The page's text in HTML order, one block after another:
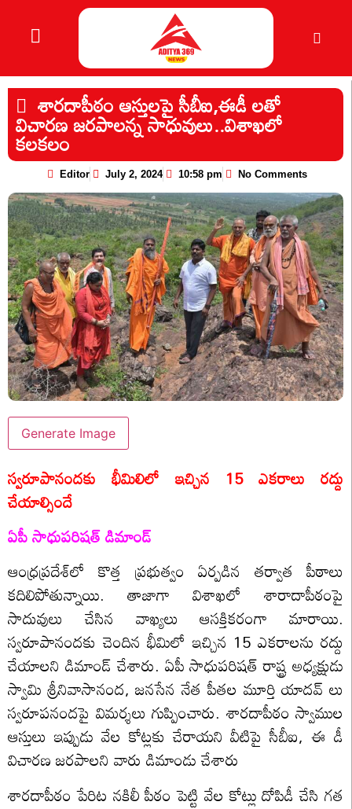
శారదాపీఠం ఆస్తులపై సీబీఐ,ఈడీ లతో
విచారణ జరపాలన్న సాధువులు..విశాఖ‌లో
క‌ల‌క‌లం
Editor July 2, 2024 10:58 pm No Comments
Generate Image
స్వరూపానందకు భీమిలిలో ఇచ్చిన 15 ఎకరాలు రద్దు
చేయాల్సిందే
ఏపీ సాధుపరిషత్ డిమాండ్
ఆంధ్ర‌ప్ర‌దేశ్‌లో కొత్త ప్ర‌భుత్వం ఏర్ప‌డిన త‌ర్వాత పీఠాలు
క‌దిలిపోతున్నాయి. తాజాగా విశాఖ‌లో శారాదాపీఠంపై
సాదువులు చేసిన వాఖ్య‌లు ఆస‌క్తికరంగా మారాయి.
స్వ‌రూపానంద‌కు చెందిన భీమిలో ఇచ్చిన 15 ఎక‌రాలను ర‌ద్దు
చేయాల‌ని డిమాండ్ చేశారు. ఏపీ సాధుప‌రిష‌త్ రాష్ట్ర అధ్య‌క్షుడు
స్వామి శ్రీనివాసానంద‌, జ‌న‌సేన నేత పీతల మూర్తి యాద‌వ్ లు
స్వ‌రూప‌నంద‌పై విమ‌ర్శ‌లు గుప్పించారు. శారదాపీఠం స్వాముల
ఆస్తులు ఇప్పుడు వేల కోట్లకు చేరాయని వీటిపై సీబీఐ, ఈ డీ
విచారణ జరపాలని వారు డిమాండు చేశారు
శారదాపీఠం పేరిట నకిలీ పీఠం పెట్టి వేల కోట్లు దోపిడీ చేసి గత